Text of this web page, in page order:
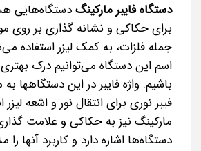
دستگاه فایبر مارکینگدستگاه‌هایی
برای حکاکی و نشانه گذاری بر روی
جمله فلزات، به کمک لیزر استفاده
اسم این دستگاه می‌توانیم درک بهتری
باشیم. واژه فایبر در این دستگاهها به
فیبر نوری برای انتقال نور و اشعه
مارکینگ نیز به حکاکی و علامت
دستگاه‌ها اشاره دارد و کاربرد آنها